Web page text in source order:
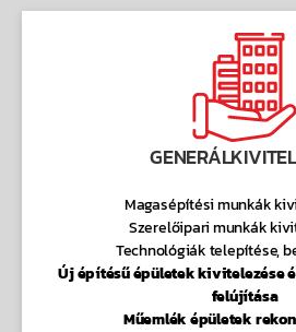
Magasépítési munkák
Szerelőipari munkák
Technológiák telepítése,
Új építésű épületek kivitelezése
felújítása
Műemlék épületek